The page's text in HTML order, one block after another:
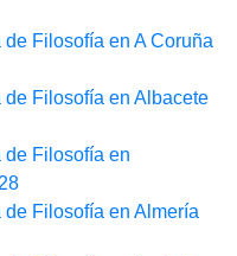
Filosofía en A Coruña
Filosofía en Albacete
Filosofía en
Filosofía en Almería